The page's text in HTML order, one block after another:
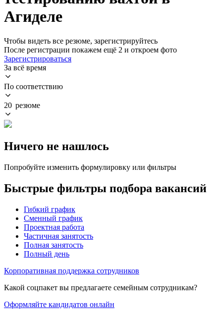
Агиделе
Чтобы видеть все резюме, зарегистрируйтесь
После регистрации покажем ещё 2 и откроем фото
Зарегистрироваться
За всё время
По соответствию
20 резюме
Ничего не нашлось
Попробуйте изменить формулировку или фильтры
Быстрые фильтры подбора вакансий
Гибкий график
Сменный график
Проектная работа
Частичная занятость
Полная занятость
Полный день
Корпоративная поддержка сотрудников
Какой соцпакет вы предлагаете семейным сотрудникам?
Оформляйте кандидатов онлайн